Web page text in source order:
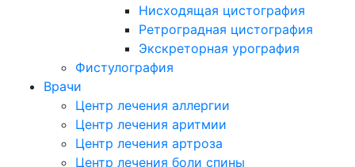
Нисходящая цистография
Ретроградная цистография
Экскреторная урография
Фистулография
Врачи
Центр лечения аллергии
Центр лечения аритмии
Центр лечения артроза
Центр лечения боли спины